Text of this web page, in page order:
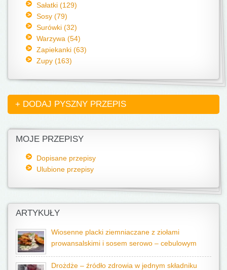
Sałatki (129)
Sosy (79)
Surówki (32)
Warzywa (54)
Zapiekanki (63)
Zupy (163)
+ DODAJ PYSZNY PRZEPIS
MOJE PRZEPISY
Dopisane przepisy
Ulubione przepisy
ARTYKUŁY
Wiosenne placki ziemniaczane z ziołami
prowansalskimi i sosem serowo – cebulowym
Drożdże – źródło zdrowia w jednym składniku